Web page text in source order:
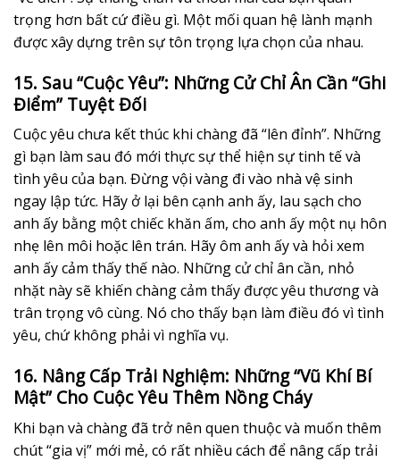
trọng hơn bất cứ điều gì. Một mối quan hệ lành mạnh
được xây dựng trên sự tôn trọng lựa chọn của nhau.
15. Sau “Cuộc Yêu”: Những Cử Chỉ Ân Cần “Ghi
Điểm” Tuyệt Đối
Cuộc yêu chưa kết thúc khi chàng đã “lên đỉnh”. Những
gì bạn làm sau đó mới thực sự thể hiện sự tinh tế và
tình yêu của bạn. Đừng vội vàng đi vào nhà vệ sinh
ngay lập tức. Hãy ở lại bên cạnh anh ấy, lau sạch cho
anh ấy bằng một chiếc khăn ấm, cho anh ấy một nụ hôn
nhẹ lên môi hoặc lên trán. Hãy ôm anh ấy và hỏi xem
anh ấy cảm thấy thế nào. Những cử chỉ ân cần, nhỏ
nhặt này sẽ khiến chàng cảm thấy được yêu thương và
trân trọng vô cùng. Nó cho thấy bạn làm điều đó vì tình
yêu, chứ không phải vì nghĩa vụ.
16. Nâng Cấp Trải Nghiệm: Những “Vũ Khí Bí
Mật” Cho Cuộc Yêu Thêm Nồng Cháy
Khi bạn và chàng đã trở nên quen thuộc và muốn thêm
chút “gia vị” mới mẻ, có rất nhiều cách để nâng cấp trải